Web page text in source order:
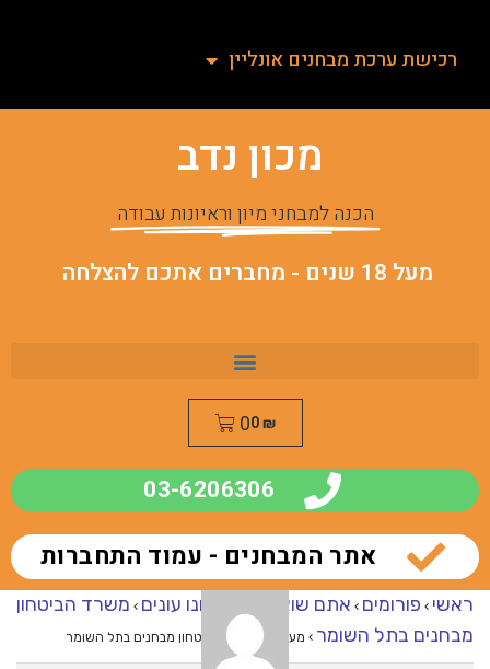
רכישת ערכת מבחנים אונליין
מכון נדב
הכנה למבחני מיון וראיונות עבודה
מעל 18 שנים - מחברים אתכם להצלחה
0₪
0
03-6206306
אתר המבחנים - עמוד התחברות
ראשי › פורומים › אתם שואלים – אנחנו עונים › משרד הביטחון
מבחנים בתל השומר › מענה ל־משרד הביטחון מבחנים בתל השומר